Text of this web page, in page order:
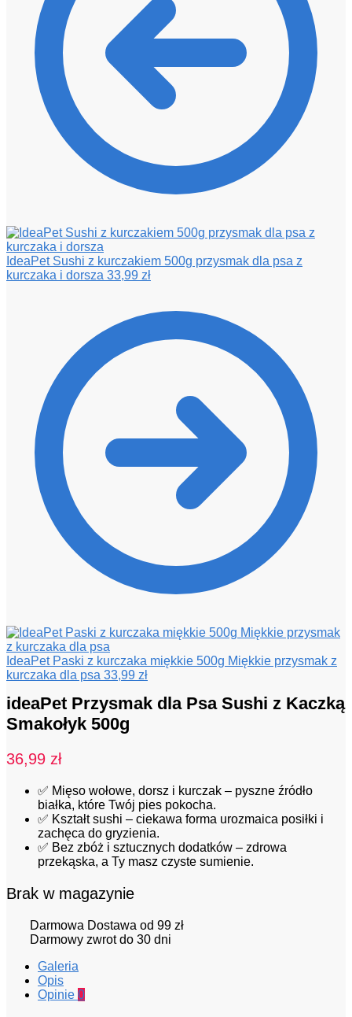
IdeaPet Sushi z kurczakiem 500g przysmak dla psa z
kurczaka i dorsza 33,99 zł
IdeaPet Paski z kurczaka miękkie 500g Miękkie przysmak z
kurczaka dla psa 33,99 zł
ideaPet Przysmak dla Psa Sushi z Kaczką
Smakołyk 500g
36,99 zł
✅ Mięso wołowe, dorsz i kurczak – pyszne źródło
białka, które Twój pies pokocha.
✅ Kształt sushi – ciekawa forma urozmaica posiłki i
zachęca do gryzienia.
✅ Bez zbóż i sztucznych dodatków – zdrowa
przekąska, a Ty masz czyste sumienie.
Brak w magazynie
Darmowa Dostawa od 99 zł
Darmowy zwrot do 30 dni
Galeria
Opis
Opinie 0